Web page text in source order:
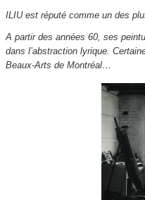
ILIU est réputé comme un des
A partir des années 60, ses
dans l’abstraction lyrique.
Beaux-Arts de Montréal…